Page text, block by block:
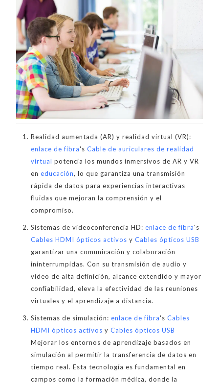
Realidad aumentada (AR) y realidad virtual (VR):
enlace de fibra's Cable de auriculares de realidad
virtual potencia los mundos inmersivos de AR y VR
en educación, lo que garantiza una transmisión
rápida de datos para experiencias interactivas
fluidas que mejoran la comprensión y el
compromiso.
Sistemas de videoconferencia HD: enlace de fibra's
Cables HDMI ópticos activos y Cables ópticos USB
garantizar una comunicación y colaboración
ininterrumpidas. Con su transmisión de audio y
video de alta definición, alcance extendido y mayor
confiabilidad, eleva la efectividad de las reuniones
virtuales y el aprendizaje a distancia.
Sistemas de simulación: enlace de fibra's Cables
HDMI ópticos activos y Cables ópticos USB
Mejorar los entornos de aprendizaje basados en
simulación al permitir la transferencia de datos en
tiempo real. Esta tecnología es fundamental en
campos como la formación médica, donde la